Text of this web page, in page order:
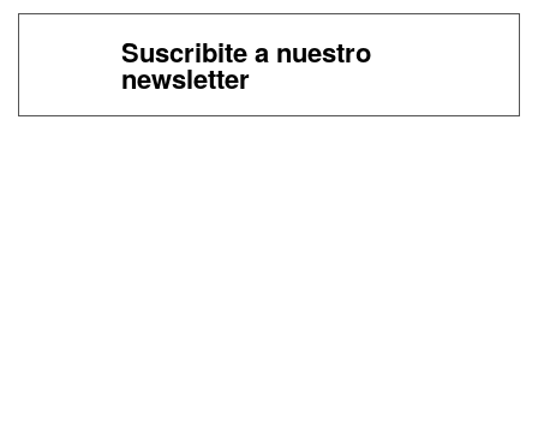
Suscribite a nuestro
newsletter